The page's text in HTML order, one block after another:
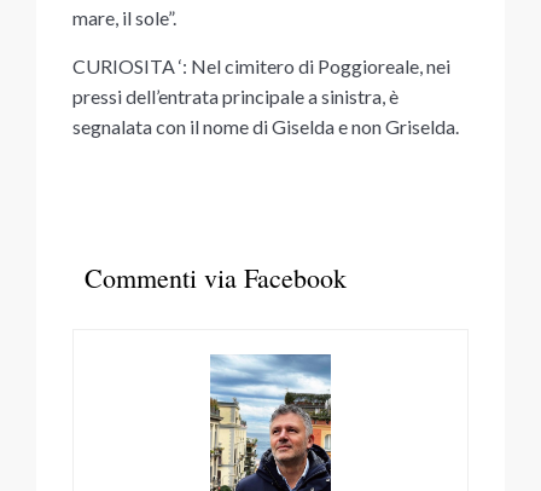
mare, il sole”.
CURIOSITA ‘: Nel cimitero di Poggioreale, nei
pressi dell’entrata principale a sinistra, è
segnalata con il nome di Giselda e non Griselda.
Commenti via Facebook